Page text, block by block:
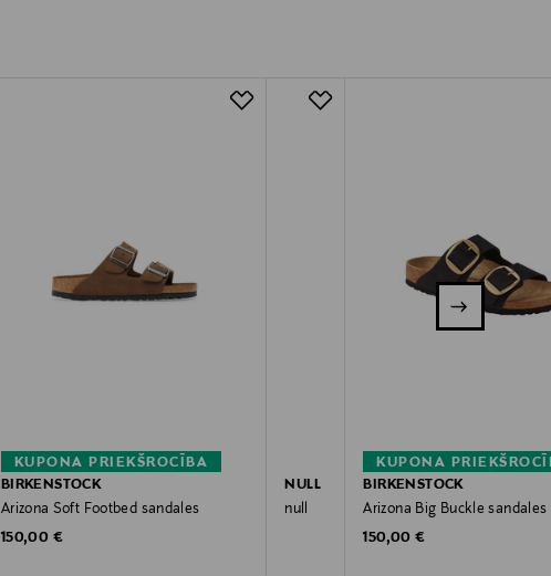
KUPONA PRIEKŠROCĪBA
BIRKENSTOCK
Arizona Soft Footbed sandales
Original Price
150,00 €
NULL
null
KUPONA
BIRKENSTOCK
Arizona Big Buckle sandales
Original Price
150,00 €